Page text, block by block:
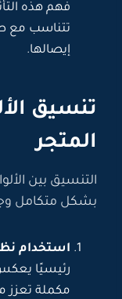
فهم هذه
تتناسب مع
إيصالها.
تنسيق
المتجر
التنسيق بين
بشكل متكامل
استخدام
رئيسيًا يعكس
مكملة تعزز